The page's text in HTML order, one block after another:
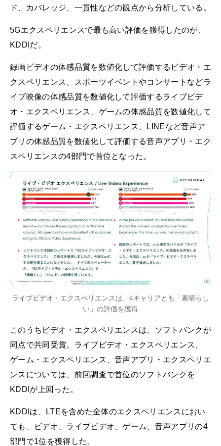
ド、カバレッジ、一貫性などの観点から分析している。
5Gエクスペリエンスで最も高い評価を獲得したのが、
KDDIだ。
録画ビデオの体感品質を数値化して評価するビデオ・エ
クスペリエンス、スポーツイベントやコンサートなどラ
イブ映像の体感品質を数値化して評価するライブビデ
オ・エクスペリエンス、ゲームの体感品質を数値化して
評価するゲーム・エクスペリエンス、LINEなど音声ア
プリの体感品質を数値化して評価する音声アプリ・エク
スペリエンスの4部門で首位となった。
ライブビデオ・エクスペリエンスは、4キャリアとも「素晴らし
い」の評価を獲得
このうちビデオ・エクスペリエンスは、ソフトバンクが
同点で共同受賞。ライブビデオ・エクスペリエンス、
ゲーム・エクスペリエンス、音声アプリ・エクスペリエ
ンスについては、前回調査で首位のソフトバンクを
KDDIが上回った。
KDDIは、LTEを含めた全体のエクスペリエンスにおい
ても、ビデオ、ライブビデオ、ゲーム、音声アプリの4
部門で1位を獲得した。